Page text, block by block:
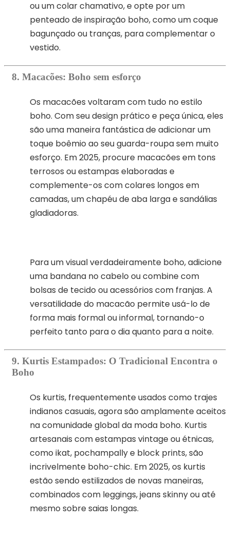
ou um colar chamativo, e opte por um
penteado de inspiração boho, como um coque
bagunçado ou tranças, para complementar o
vestido.
8. Macacões: Boho sem esforço
Os macacões voltaram com tudo no estilo
boho. Com seu design prático e peça única, eles
são uma maneira fantástica de adicionar um
toque boêmio ao seu guarda-roupa sem muito
esforço. Em 2025, procure macacões em tons
terrosos ou estampas elaboradas e
complemente-os com colares longos em
camadas, um chapéu de aba larga e sandálias
gladiadoras.
Para um visual verdadeiramente boho, adicione
uma bandana no cabelo ou combine com
bolsas de tecido ou acessórios com franjas. A
versatilidade do macacão permite usá-lo de
forma mais formal ou informal, tornando-o
perfeito tanto para o dia quanto para a noite.
9. Kurtis Estampados: O Tradicional Encontra o
Boho
Os kurtis, frequentemente usados ​​como trajes
indianos casuais, agora são amplamente aceitos
na comunidade global da moda boho. Kurtis
artesanais com estampas vintage ou étnicas,
como ikat, pochampally e block prints, são
incrivelmente boho-chic. Em 2025, os kurtis
estão sendo estilizados de novas maneiras,
combinados com leggings, jeans skinny ou até
mesmo sobre saias longas.